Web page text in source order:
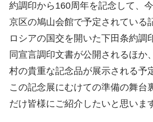
約調印から160周年を記念して、
京区の鳩山会館で予定されている
ロシアの国交を開いた下田条約調
同宣言調印文書が公開されるほか
村の貴重な記念品が展示される予
この記念展にむけての準備の舞台
だけ皆様にご紹介したいと思いま